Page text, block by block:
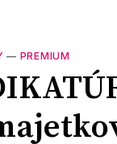
— PREMIUM